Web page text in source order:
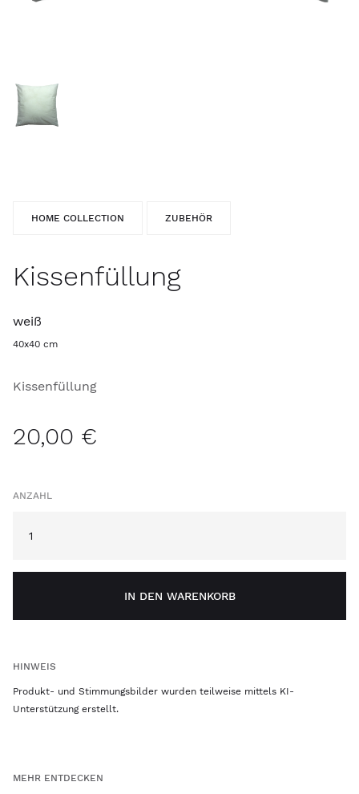
HOME COLLECTION ZUBEHÖR
Kissenfüllung
weiß
40x40 cm
Kissenfüllung
20,00 €
ANZAHL
IN DEN WARENKORB
HINWEIS
Produkt- und Stimmungsbilder wurden teilweise mittels KI-
Unterstützung erstellt.
MEHR ENTDECKEN